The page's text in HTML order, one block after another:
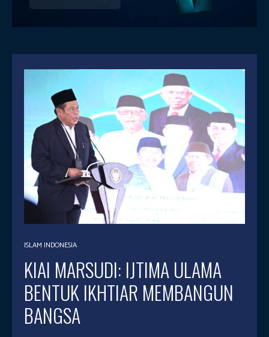
ISLAM INDONESIA
KIAI MARSUDI: IJTIMA ULAMA
BENTUK IKHTIAR MEMBANGUN
BANGSA